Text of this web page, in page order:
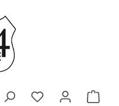
Du hast 0